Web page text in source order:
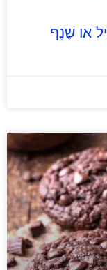
או שֶׁנֶף